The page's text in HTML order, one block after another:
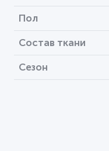
Пол
Состав ткани
Сезон